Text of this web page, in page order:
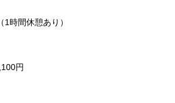
時間休憩あり）
円